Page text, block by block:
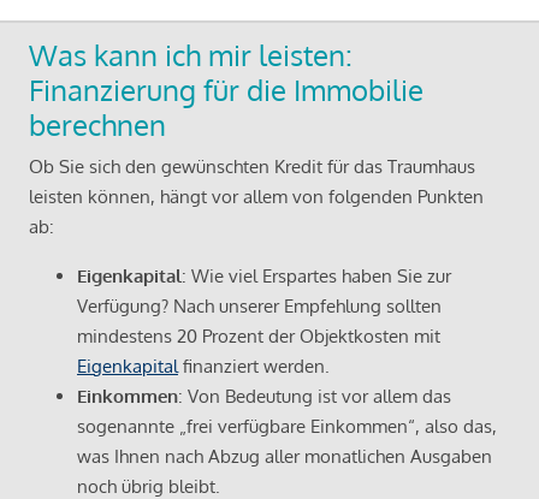
Was kann ich mir leisten:
Finanzierung für die Immobilie
berechnen
Ob Sie sich den gewünschten Kredit für das Traumhaus
leisten können, hängt vor allem von folgenden Punkten
ab:
Eigenkapital: Wie viel Erspartes haben Sie zur
Verfügung? Nach unserer Empfehlung sollten
mindestens 20 Prozent der Objektkosten mit
Eigenkapital finanziert werden.
Einkommen: Von Bedeutung ist vor allem das
sogenannte „frei verfügbare Einkommen“, also das,
was Ihnen nach Abzug aller monatlichen Ausgaben
noch übrig bleibt.